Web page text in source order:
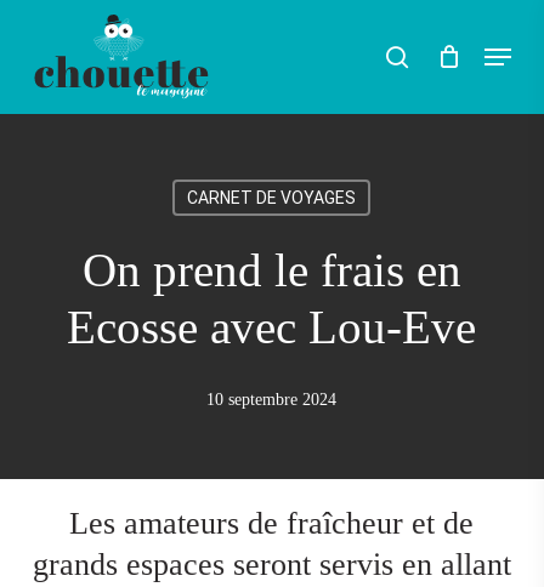
Rechercher
search Menu
CARNET DE VOYAGES
On prend le frais en
Ecosse avec Lou-Eve
10 septembre 2024
Les amateurs de fraîcheur et de
grands espaces seront servis en allant